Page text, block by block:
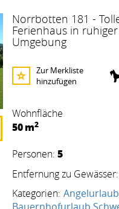
Norrbotten 181 -
Ferienhaus in ruhiger
Umgebung
Zur Merkliste
hinzufügen
Wohnfläche
50m2
Personen: 5
Entfernung zu Gewässer:
Kategorien: Angelurlaub